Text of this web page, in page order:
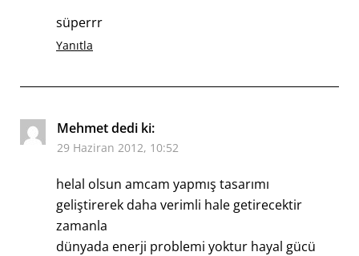
süperrr
Yanıtla
Mehmetdedi ki:
29 Haziran 2012, 10:52
helal olsun amcam yapmış tasarımı
geliştirerek daha verimli hale getirecektir
zamanla
dünyada enerji problemi yoktur hayal gücü